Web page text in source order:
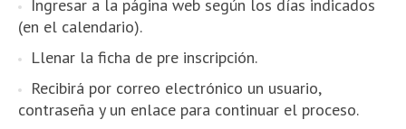
Ingresar a la página web según los días indicados
(en el calendario).
Llenar la ficha de pre inscripción.
Recibirá por correo electrónico un usuario,
contraseña y un enlace para continuar el proceso.